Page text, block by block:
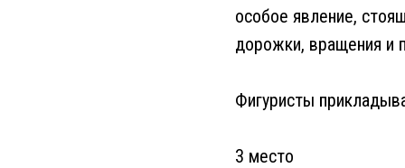
особое явление,
дорожки, вращения и
Фигуристы
3 место